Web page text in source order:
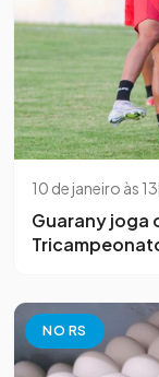
10 de janeiro às
Guarany joga
NO RS